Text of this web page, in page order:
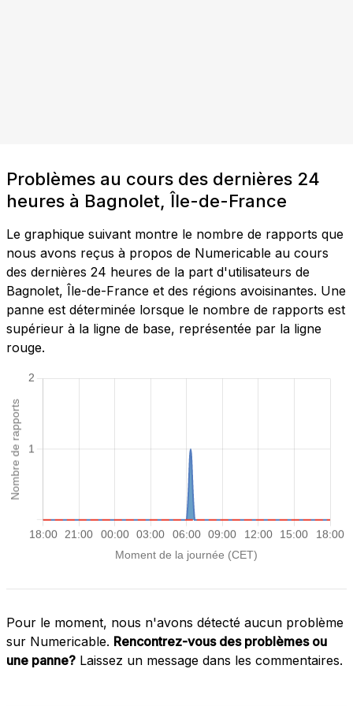
Problèmes au cours des dernières 24
heures à Bagnolet, Île-de-France
Le graphique suivant montre le nombre de rapports que
nous avons reçus à propos de Numericable au cours
des dernières 24 heures de la part d'utilisateurs de
Bagnolet, Île-de-France et des régions avoisinantes. Une
panne est déterminée lorsque le nombre de rapports est
supérieur à la ligne de base, représentée par la ligne
rouge.
Pour le moment, nous n'avons détecté aucun problème
sur Numericable. Rencontrez-vous des problèmes ou
une panne? Laissez un message dans les commentaires.